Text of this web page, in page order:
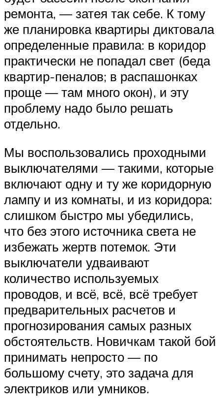
ремонта, — затея так себе. К тому
же планировка квартиры диктовала
определенные правила: в коридор
практически не попадал свет (беда
квартир-пеналов; в распашонках
проще — там много окон), и эту
проблему надо было решать
отдельно.
Мы воспользовались проходными
выключателями — такими, которые
включают одну и ту же коридорную
лампу и из комнаты, и из коридора:
слишком быстро мы убедились,
что без этого источника света не
избежать жертв потемок. Эти
выключатели удваивают
количество используемых
проводов, и всё, всё, всё требует
предварительных расчетов и
прогнозирования самых разных
обстоятельств. Новичкам такой бой
принимать непросто — по
большому счету, это задача для
электриков или умников.